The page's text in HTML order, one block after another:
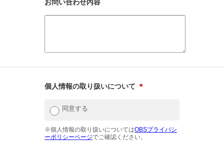
お問い合わせ内容
個人情報の取り扱いについて ＊
同意する
※個人情報の取り扱いについてはOBSプライバシ
ーポリシーページでご確認ください。